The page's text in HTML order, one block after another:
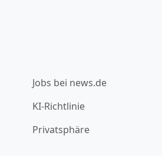
Jobs bei news.de
KI-Richtlinie
Privatsphäre